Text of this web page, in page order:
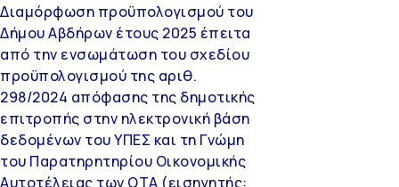
Διαμόρφωση προϋπολογισμού του
Δήμου Αβδήρων έτους 2025 έπειτα
από την ενσωμάτωση του σχεδίου
προϋπολογισμού της αριθ.
298/2024 απόφασης της δημοτικής
επιτροπής στην ηλεκτρονική βάση
δεδομένων του ΥΠΕΣ και τη Γνώμη
του Παρατηρητηρίου Οικονομικής
Αυτοτέλειας των ΟΤΑ (εισηγητής: